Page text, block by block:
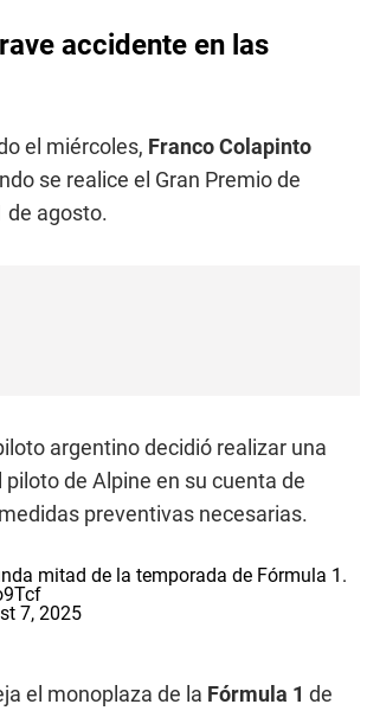
accidente en las
el miércoles, Franco Colapinto
se realice el Gran Premio de
de agosto.
argentino decidió realizar una
de Alpine en su cuenta de
preventivas necesarias.
mitad de la temporada de Fórmula 1.
7, 2025
el monoplaza de la Fórmula 1 de